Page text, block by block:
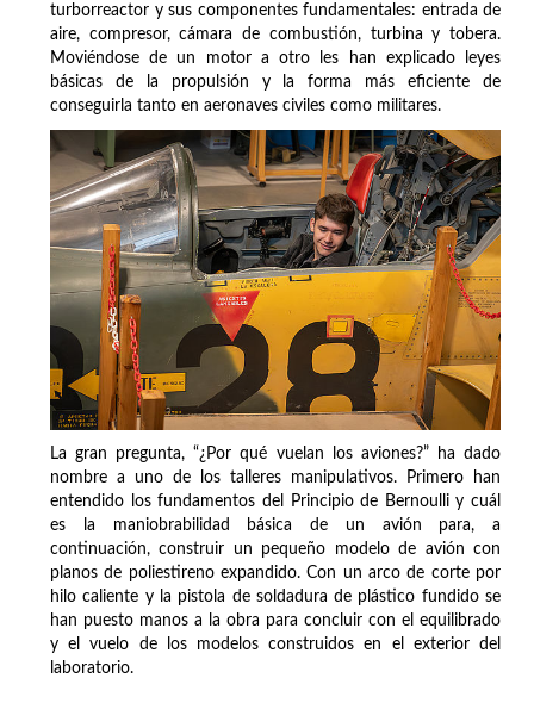
turborreactor y sus componentes fundamentales: entrada de
aire, compresor, cámara de combustión, turbina y tobera.
Moviéndose de un motor a otro les han explicado leyes
básicas de la propulsión y la forma más eficiente de
conseguirla tanto en aeronaves civiles como militares.
La gran pregunta, “¿Por qué vuelan los aviones?” ha dado
nombre a uno de los talleres manipulativos. Primero han
entendido los fundamentos del Principio de Bernoulli y cuál
es la maniobrabilidad básica de un avión para, a
continuación, construir un pequeño modelo de avión con
planos de poliestireno expandido. Con un arco de corte por
hilo caliente y la pistola de soldadura de plástico fundido se
han puesto manos a la obra para concluir con el equilibrado
y el vuelo de los modelos construidos en el exterior del
laboratorio.